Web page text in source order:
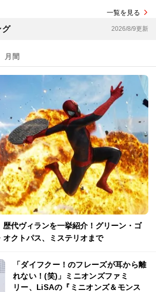
一覧を見る
グ 2026/8/9更新
月間
歴代ヴィランを一挙紹介！グリーン・ゴ
オクトパス、ミステリオまで
「ダイフクー！のフレーズが耳から離
れない！(笑)」ミニオンズファミ
リー、LiSAの『ミニオンズ＆モンス